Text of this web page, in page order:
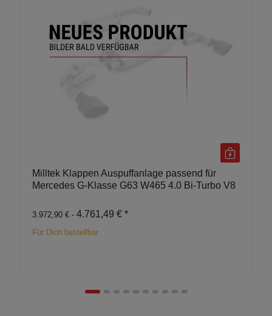
Milltek Klappen Auspuffanlage passend für
Mercedes G-Klasse G63 W465 4.0 Bi-Turbo V8
3.972,90 € - 4.761,49 € *
Für Dich bestellbar